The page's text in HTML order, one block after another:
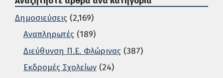
Δημοσιεύσεις (2,169)
Αναπληρωτές (189)
Διεύθυνση Π.Ε. Φλώρινας (387)
Εκδρομές Σχολείων (24)